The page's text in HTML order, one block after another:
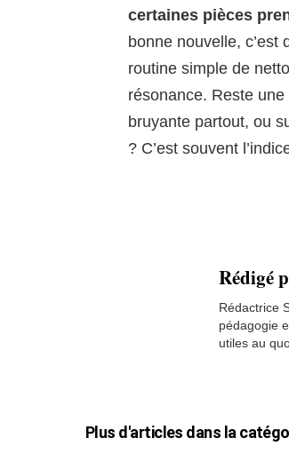
certaines pièces
bonne nouvelle, c’est
routine simple de
résonance. Reste
bruyante partout, ou
? C’est souvent
Rédigé
Rédactrice
pédagogie
utiles au
Plus d'articles dans la